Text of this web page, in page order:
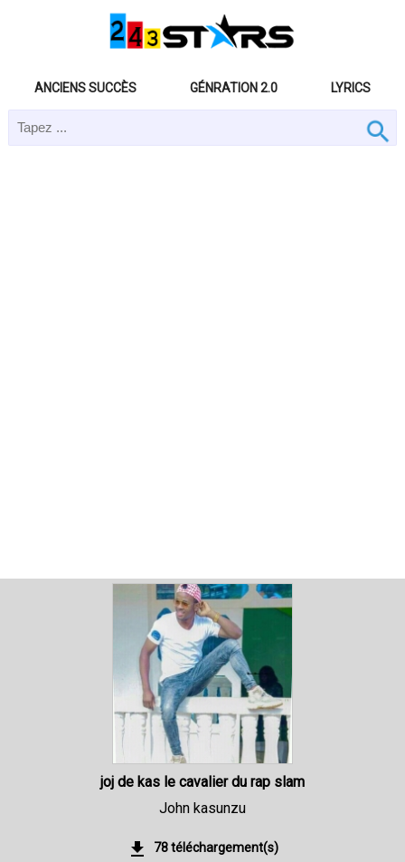
ANCIENS SUCCÈS GÉNRATION 2.0 LYRICS
joj de kas le cavalier du rap slam
John kasunzu
78 téléchargement(s)